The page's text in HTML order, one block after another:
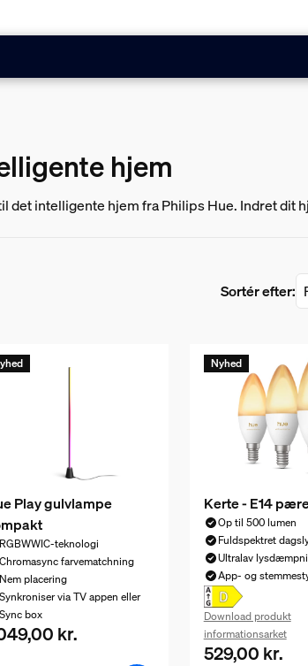
hjem
intelligente hjem fra Philips Hue. Indret dit
Sortér efter:
Play gulvlampe
RGBWWIC-teknologi
Chromasync farvematchning
Nem placering
Synkroniser via TV appen eller
Sync box
pris er 1.049,00 kr.
kr.
Nyhed
Kerte - E14
Op til 500 lumen
Fuldspektret
Ultralav
App- og
Download produkt
informationsarket
Nuværende pris
529,00 kr.